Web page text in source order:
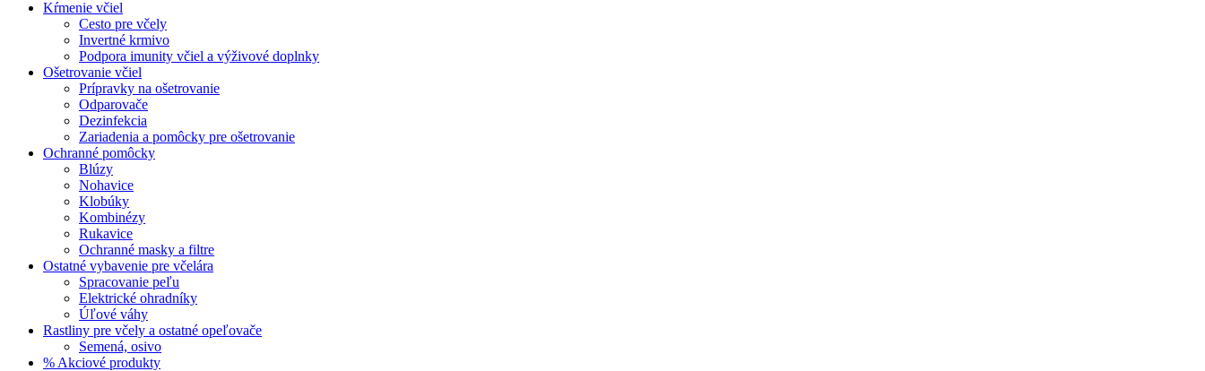
Kŕmenie včiel
Cesto pre včely
Invertné krmivo
Podpora imunity včiel a výživové doplnky
Ošetrovanie včiel
Prípravky na ošetrovanie
Odparovače
Dezinfekcia
Zariadenia a pomôcky pre ošetrovanie
Ochranné pomôcky
Blúzy
Nohavice
Klobúky
Kombinézy
Rukavice
Ochranné masky a filtre
Ostatné vybavenie pre včelára
Spracovanie peľu
Elektrické ohradníky
Úľové váhy
Rastliny pre včely a ostatné opeľovače
Semená, osivo
% Akciové produkty